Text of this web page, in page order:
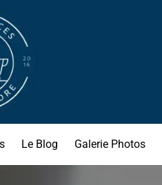
Le Blog Galerie Photos